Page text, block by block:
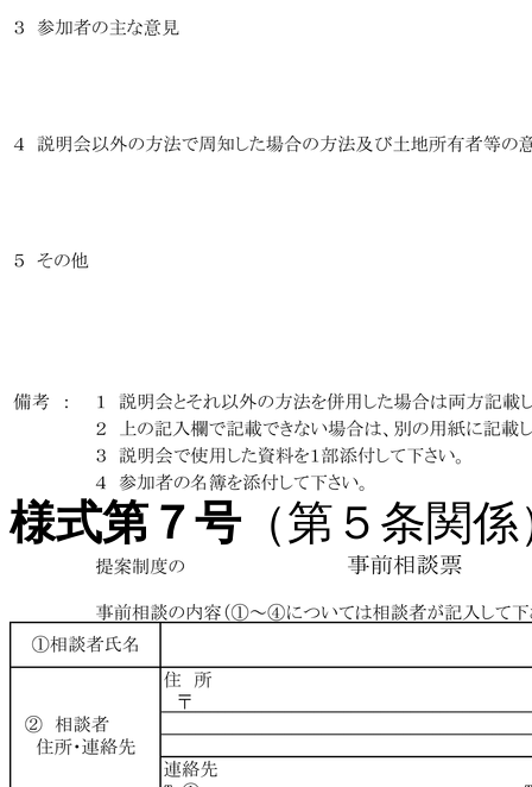
様式第７号（第５条関係